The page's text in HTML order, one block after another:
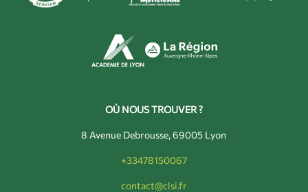
OÙ NOUS TROUVER ?
8 Avenue Debrousse, 69005 Lyon
+33478150067
contact@clsi.fr